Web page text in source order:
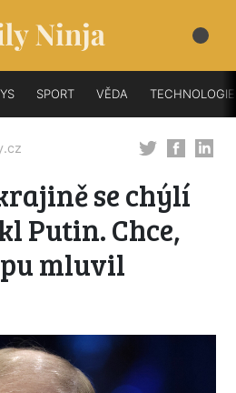
SPORT VĚDA TECHNOLOGIE
se chýlí
Putin. Chce,
mluvil